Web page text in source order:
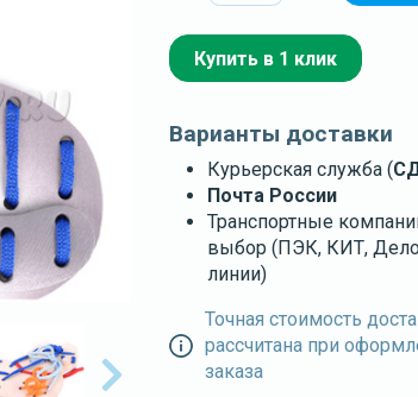
Купить в 1 клик
Варианты доставки
Курьерская служба (
Почта России
Транспортные
выбор (ПЭК, КИТ,
линии)
Точная стоимость
рассчитана при
заказа